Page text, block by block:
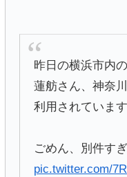
昨日の横浜市内
蓮舫さん、神奈
利用されています
ごめん、別件す
pic.twitter.com/